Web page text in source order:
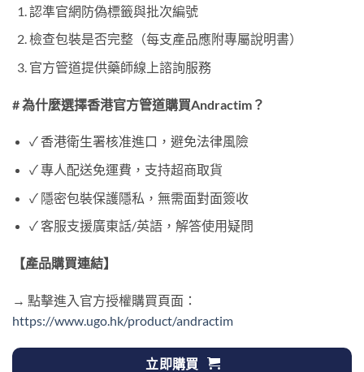
認準官網防偽標籤與批次編號
檢查包裝是否完整（每支產品應附專屬說明書）
官方管道提供藥師線上諮詢服務
# 為什麼選擇香港官方管道購買Andractim？
✓ 香港衛生署核准進口，避免法律風險
✓ 專人配送免運費，支持超商取貨
✓ 隱密包裝保護隱私，無需面對面簽收
✓ 客服支援廣東話/英語，解答使用疑問
【產品購買連結】
→ 點擊進入官方授權購買頁面：
https://www.ugo.hk/product/andractim
立即購買